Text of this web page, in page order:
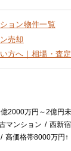
ョン物件一覧
売却
方へ｜相場・査
2000万円～2億円
マンション
西新
高価格帯8000万円↑